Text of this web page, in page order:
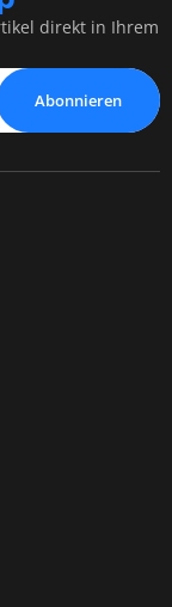
direkt in Ihrem
Abonnieren